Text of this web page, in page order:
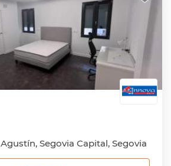
Segovia Capital, Segovia